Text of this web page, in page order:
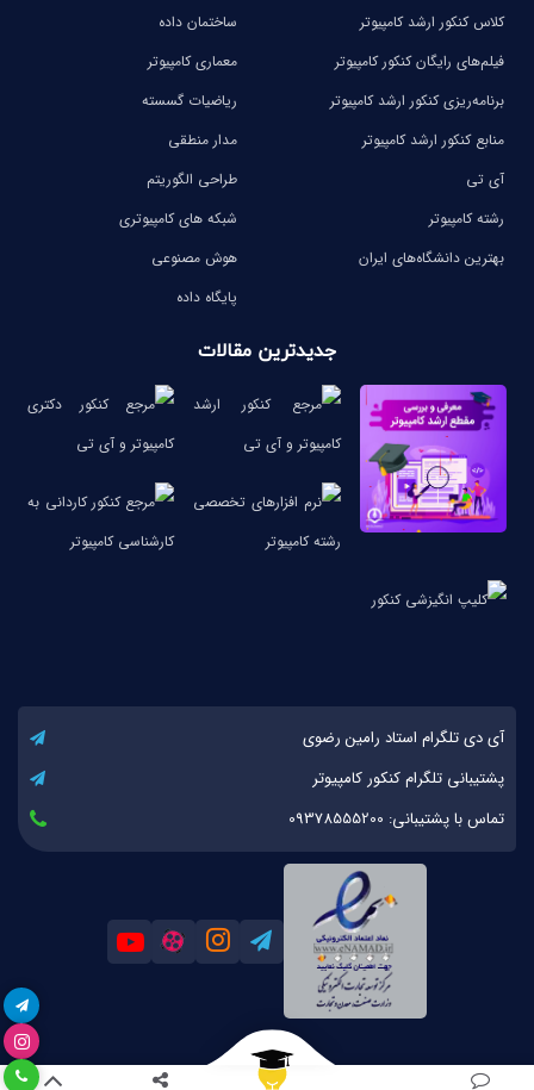
کلاس کنکور ارشد کامپیوتر
فیلم‌های رایگان کنکور کامپیوتر
برنامه‌ریزی کنکور ارشد کامپیوتر
منابع کنکور ارشد کامپیوتر
آی تی
رشته کامپیوتر
بهترین دانشگاه‌های ایران
ساختمان داده
معماری کامپیوتر
ریاضیات گسسته
مدار منطقی
طراحی الگوریتم
شبکه های کامپیوتری
هوش مصنوعی
پایگاه داده
جدیدترین مقالات
آی دی تلگرام استاد رامین رضوی
پشتیبانی تلگرام کنکور کامپیوتر
تماس با پشتیبانی: 09378555200